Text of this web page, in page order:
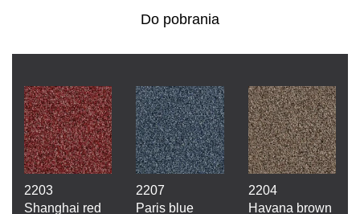
Do pobrania
2203
Shanghai red
2207
Paris blue
2204
Havana brown